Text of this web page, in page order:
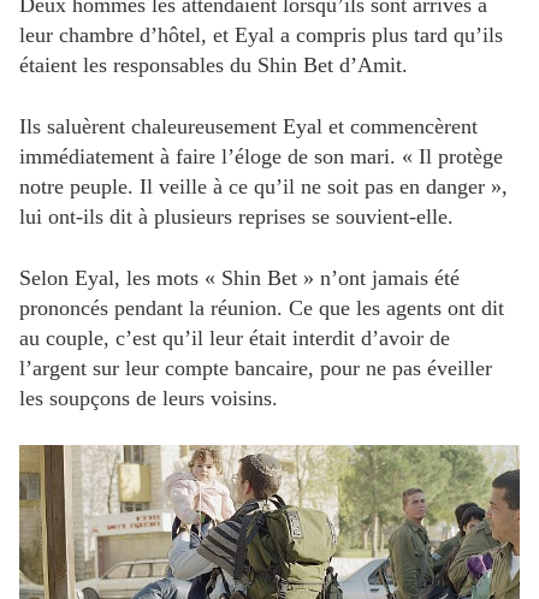
Deux hommes les attendaient lorsqu’ils sont arrivés à
leur chambre d’hôtel, et Eyal a compris plus tard qu’ils
étaient les responsables du Shin Bet d’Amit.
Ils saluèrent chaleureusement Eyal et commencèrent
immédiatement à faire l’éloge de son mari. « Il protège
notre peuple. Il veille à ce qu’il ne soit pas en danger »,
lui ont-ils dit à plusieurs reprises se souvient-elle.
Selon Eyal, les mots « Shin Bet » n’ont jamais été
prononcés pendant la réunion. Ce que les agents ont dit
au couple, c’est qu’il leur était interdit d’avoir de
l’argent sur leur compte bancaire, pour ne pas éveiller
les soupçons de leurs voisins.